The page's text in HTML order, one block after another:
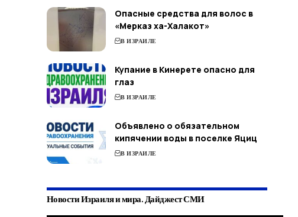
Опасные средства для волос в
«Мерказ ха-Халакот»
В ИЗРАИЛЕ
Купание в Кинерете опасно для
глаз
В ИЗРАИЛЕ
Объявлено о обязательном
кипячении воды в поселке Яциц
В ИЗРАИЛЕ
Новости Израиля и мира. Дайджест СМИ